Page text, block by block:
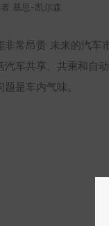
基思-凯尔森
非常昂贵 未来的汽车
汽车共享、共乘和自
是车内气味。